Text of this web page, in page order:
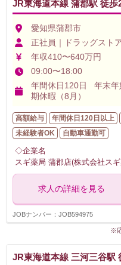
JR東海道本線 蒲郡駅 徒歩
愛知県蒲郡市
正社員｜ドラッグスト
年収410〜640万円
09:00〜18:00
年間休日120日 年末年
期休暇（8月）
高額給与 年間休日120日以上
未経験者OK
自動車通勤可
◇企業名
スギ薬局 蒲郡店(株式会社ス
求人の詳細を見る
JOBナンバー：JOB594975
※
JR東海道本線 三河三谷駅